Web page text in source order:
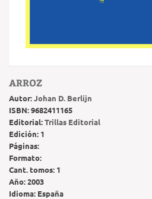
ARROZ
Autor:Johan D. Berlijn
ISBN:9682411165
Editorial:Trillas Editorial
Edición: 1
Páginas:
Formato:
Cant. tomos: 1
Año:2003
Idioma: España